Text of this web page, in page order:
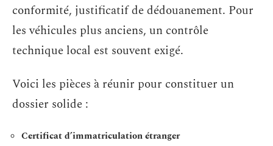
conformité, justificatif de dédouanement. Pour
les véhicules plus anciens, un contrôle
technique local est souvent exigé.
Voici les pièces à réunir pour constituer un
dossier solide :
Certificat d’immatriculation étranger